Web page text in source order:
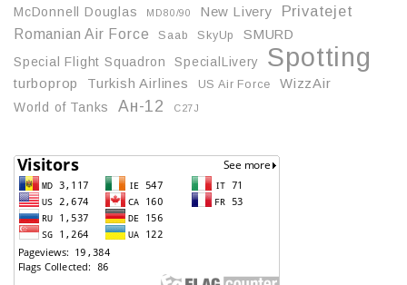
McDonnell Douglas
MD80/90 New Livery Privatejet
Romanian Air Force Saab SkyUp
SMURD
Special Flight Squadron
SpecialLivery Spotting
turboprop Turkish Airlines US Air Force
WizzAir
World of Tanks
Ан-12 С27J